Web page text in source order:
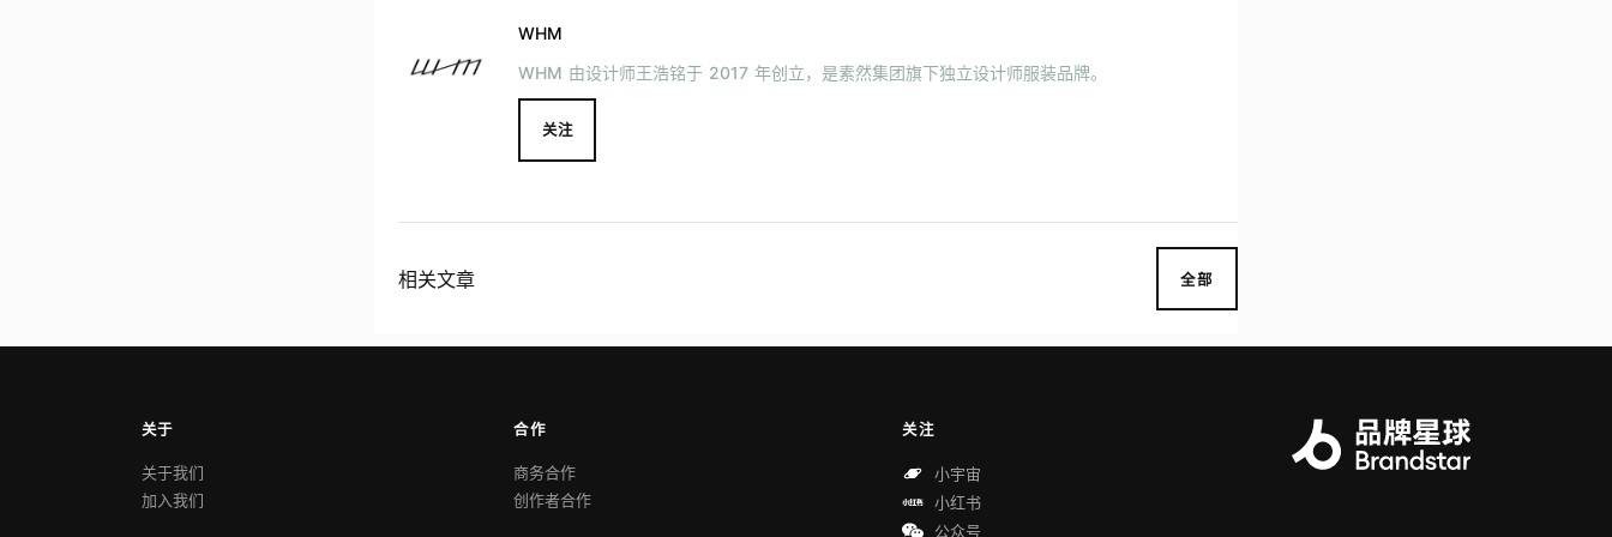
WHM
WHM 由设计师王浩铭于 2017 年创立，是素然集团旗下独立设计师服装品牌。
关注
相关文章 全部
关于
关于我们
加入我们
合作
商务合作
创作者合作
关注
小宇宙
小红书
公众号